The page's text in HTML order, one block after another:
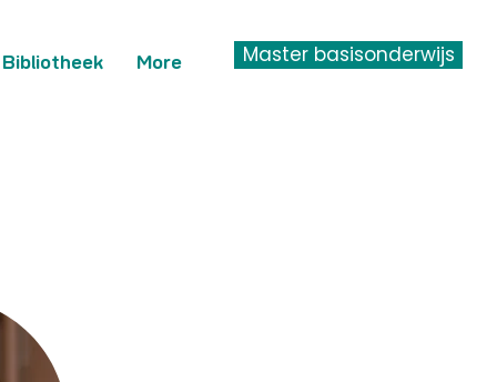
Master basisonderwijs
Bibliotheek More